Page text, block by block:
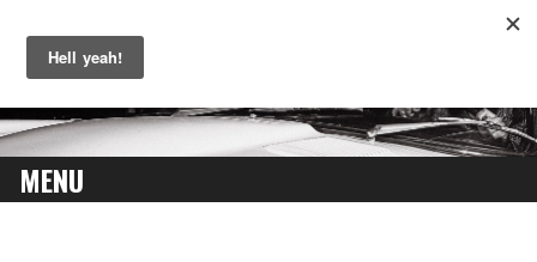
MENU